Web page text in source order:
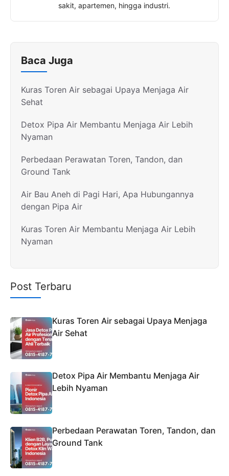
sakit, apartemen, hingga industri.
Baca Juga
Kuras Toren Air sebagai Upaya Menjaga Air
Sehat
Detox Pipa Air Membantu Menjaga Air Lebih
Nyaman
Perbedaan Perawatan Toren, Tandon, dan
Ground Tank
Air Bau Aneh di Pagi Hari, Apa Hubungannya
dengan Pipa Air
Kuras Toren Air Membantu Menjaga Air Lebih
Nyaman
Post Terbaru
Kuras Toren Air sebagai Upaya Menjaga
Air Sehat
Detox Pipa Air Membantu Menjaga Air
Lebih Nyaman
Perbedaan Perawatan Toren, Tandon, dan
Ground Tank